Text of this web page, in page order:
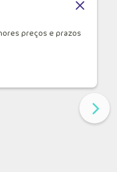
preços e prazos